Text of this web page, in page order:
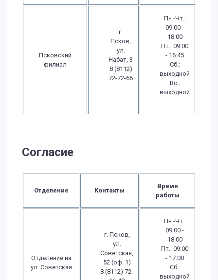
Псковский
филиал
г.
Псков,
ул.
Набат, 3
8 (8112)
72-72-66
Пн.-Чт.:
09:00 -
18:00
Пт.: 09:00
- 16:45
Сб.:
выходной
Вс.:
выходной
Согласие
Отделение Контакты
Время
работы
Отделение на
ул. Советская
г. Псков,
ул.
Советская,
52 (оф. 1)
8 (8112) 72-
Пн.-Чт.:
09:00 -
18:00
Пт.: 09:00
- 17:00
Сб.:
выходной